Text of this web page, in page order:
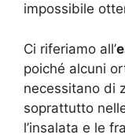
impossibile
Ci riferiamo all’
poiché alcuni
necessitano di
soprattutto
l’insalata e le